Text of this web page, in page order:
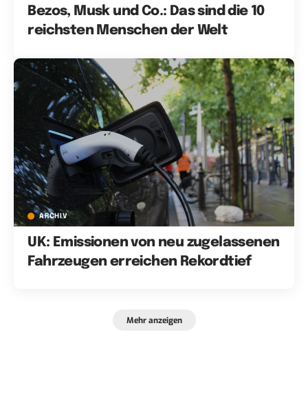
Bezos, Musk und Co.: Das sind die 10
reichsten Menschen der Welt
ARCHIV
UK: Emissionen von neu zugelassenen
Fahrzeugen erreichen Rekordtief
Mehr anzeigen